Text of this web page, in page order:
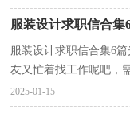
服装设计求职信合集
服装设计求职信合集6
友又忙着找工作呢吧，
得求职信很难写吧，下
2025-01-15